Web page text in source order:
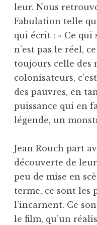
leur. Nous
Fabulation telle
qui écrit : « Ce qui
n’est pas le réel,
toujours celle des
colonisateurs,
des pauvres, en
puissance qui en
légende, un
Jean Rouch part
découverte de
peu de mise en
terme, ce sont les
l’incarnent. Ce
le film, qu’un